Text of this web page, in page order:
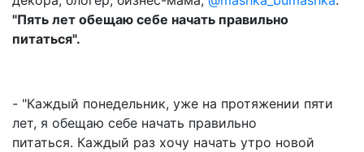
"Пять лет обещаю себе начать правильно
питаться".
- "Каждый понедельник, уже на протяжении пяти
лет, я обещаю себе начать правильно
питаться. Каждый раз хочу начать утро новой